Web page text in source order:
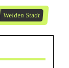
Weiden Stadt